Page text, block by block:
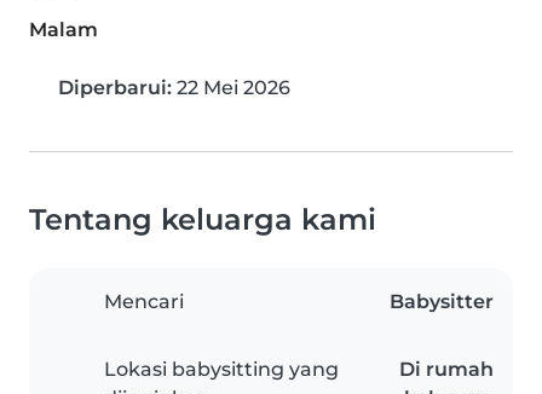
Malam
Diperbarui: 22 Mei 2026
Tentang keluarga kami
Mencari Babysitter
Lokasi babysitting yang
Di rumah